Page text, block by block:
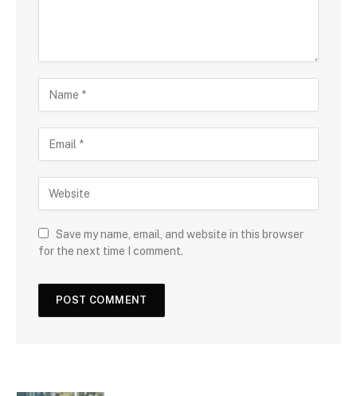
Save my name, email, and website in this browser
for the next time I comment.